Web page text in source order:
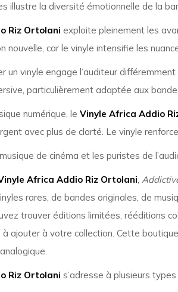
illustre la diversité émotionnelle de la
Riz Ortolani exploite pleinement les
nouvelle, car le vinyle intensifie les
un vinyle engage l’auditeur
particulièrement adaptée aux
numérique, le Vinyle Africa Addio
avec plus de clarté. Le vinyle
de cinéma et les puristes de
Africa Addio Riz Ortolani,
rares, de bandes originales, de
trouver éditions limitées, rééditions
ajouter à votre collection. Cette
Riz Ortolani s’adresse à plusieurs types